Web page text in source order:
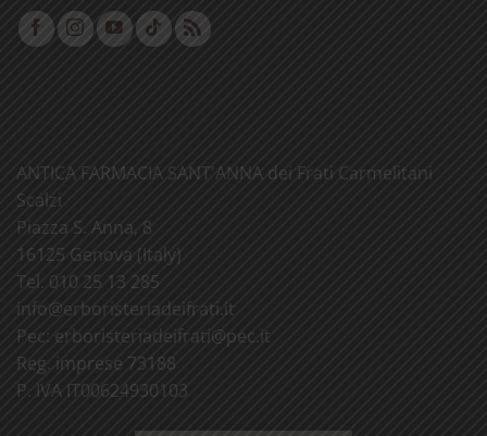
ANTICA FARMACIA SANT'ANNA dei Frati Carmelitani
Scalzi
Piazza S. Anna, 8
16125 Genova (Italy)
Tel. 010 25 13 285
info@erboristeriadeifrati.it
Pec: erboristeriadeifrati@pec.it
Reg. imprese 73188
P. IVA IT00624930103